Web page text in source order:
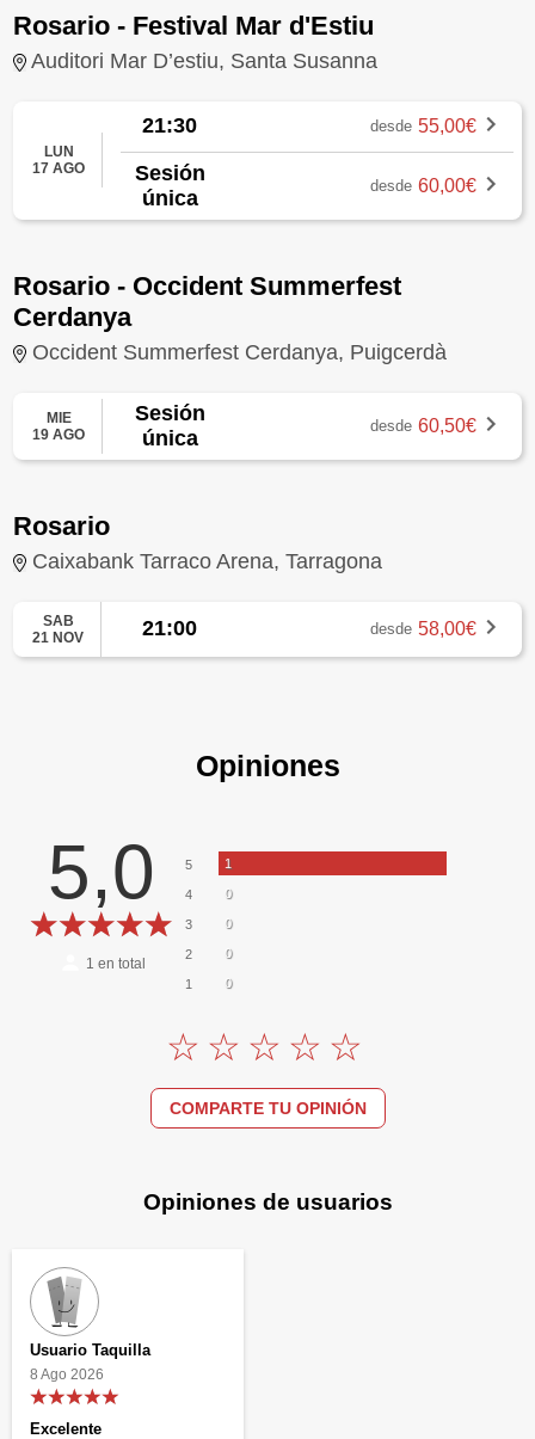
Rosario - Festival Mar d'Estiu
Auditori Mar D’estiu, Santa Susanna
LUN
17 AGO
21:30 desde 55,00€
Sesión
única
desde 60,00€
Rosario - Occident Summerfest
Cerdanya
Occident Summerfest Cerdanya, Puigcerdà
MIE
19 AGO
Sesión
única
desde 60,50€
Rosario
Caixabank Tarraco Arena, Tarragona
SAB
21 NOV
21:00 desde 58,00€
Opiniones
5,0
1 en total
5 1
4 0
3 0
2 0
1 0
COMPARTE TU OPINIÓN
Opiniones de usuarios
Usuario Taquilla
8 Ago 2026
Excelente